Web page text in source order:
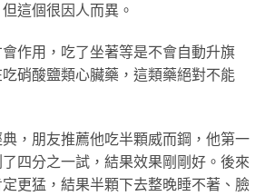
這個很因人而異。
作用，吃了坐著等是不會自動升旗
硝酸鹽類心臟藥，這類藥絕對不能
，朋友推薦他吃半顆威而鋼，他第一
四分之一試，結果效果剛剛好。後來
更猛，結果半顆下去整晚睡不著、臉